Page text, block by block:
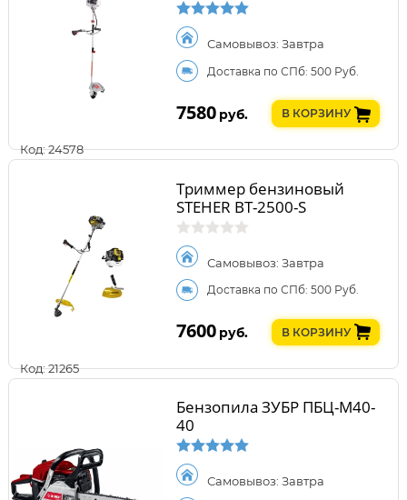
Код: 24578
Самовывоз: Завтра
Доставка по СПб: 500 Руб.
7580 руб. В КОРЗИНУ
Код: 21265
Триммер бензиновый
STEHER BT-2500-S
Самовывоз: Завтра
Доставка по СПб: 500 Руб.
7600 руб. В КОРЗИНУ
Бензопила ЗУБР ПБЦ-М40-
40
Самовывоз: Завтра